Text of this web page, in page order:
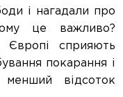
і нагадали про
це важливо?
Європі сприяють
покарання і
відсоток